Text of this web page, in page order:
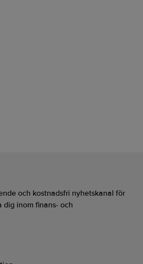
och kostnadsfri nyhetskanal för
dig inom finans- och